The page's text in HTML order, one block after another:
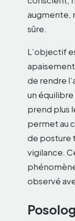
augmente,
sûre.
L’objectif
apaisement
de rendre
un
prend plus
permet au
de posture
vigilance.
observé